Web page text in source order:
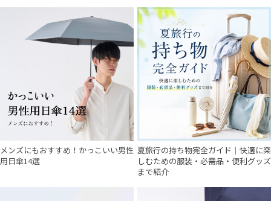
メンズにもおすすめ！かっこいい男性
用日傘14選
夏旅行の持ち物完全ガイド｜快適に楽
しむための服装・必需品・便利グッズ
まで紹介